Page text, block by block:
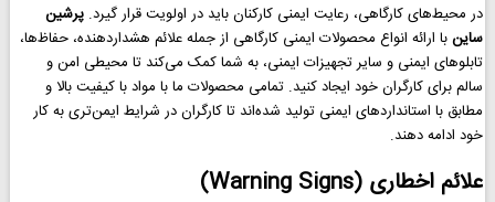
در محیط‌های کارگاهی، رعایت ایمنی کارکنان باید در اولویت قرار گیرد.پرشین
ساینبا ارائه انواع محصولات ایمنی کارگاهی از جمله علائم هشداردهنده، حفاظ‌ها،
تابلوهای ایمنی و سایر تجهیزات ایمنی، به شما کمک می‌کند تا محیطی امن و
سالم برای کارگران خود ایجاد کنید. تمامی محصولات ما با مواد با کیفیت بالا و
مطابق با استانداردهای ایمنی تولید شده‌اند تا کارگران در شرایط ایمن‌تری به کار
خود ادامه دهند.
علائم اخطاری (Warning Signs)